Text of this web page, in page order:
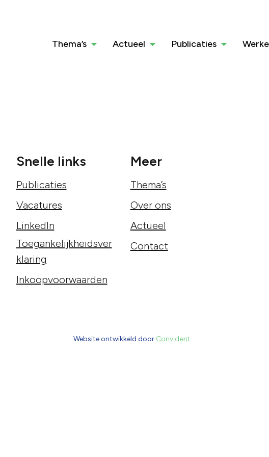
Thema’s Actueel Publicaties
Snelle links
Publicaties
Vacatures
LinkedIn
Toegankelijkheidsver
klaring
Inkoopvoorwaarden
Meer
Thema’s
Over ons
Actueel
Contact
Website ontwikkeld door Convident